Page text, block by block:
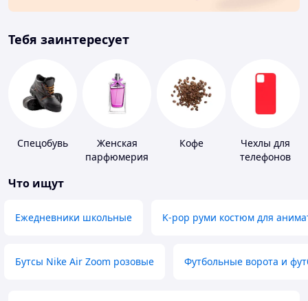
Тебя заинтересует
Спецобувь
Женская
парфюмерия
Кофе
Чехлы для
телефонов
Что ищут
Ежедневники школьные K-pop руми костюм для
Бутсы Nike Air Zoom розовые Футбольные ворота и